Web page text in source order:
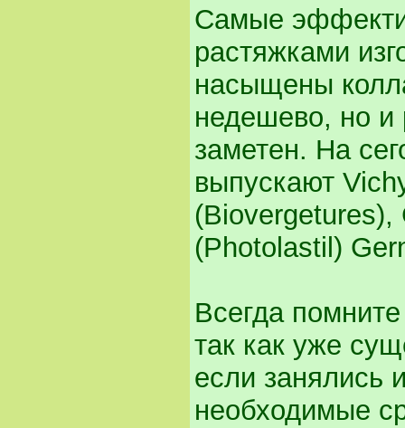
Самые
растяжками
насыщены
недешево, но и
заметен. На
выпускают
(Photolastil)
Всегда
так как уже
если занялись
необходимые